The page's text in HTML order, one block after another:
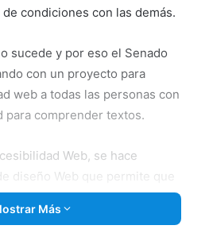
condiciones con las demás.
sucede y por eso el Senado
con un proyecto para
web a todas las personas con
para comprender textos.
Web, se hace
diseño Web que permite que
puedan percibir, entender,
la Web. Por ejemplo, los usuarios
Más